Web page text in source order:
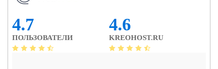
4.7
ПОЛЬЗОВАТЕЛИ
4.6
KREOHOST.RU